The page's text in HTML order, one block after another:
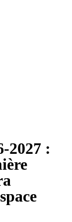
2027 :